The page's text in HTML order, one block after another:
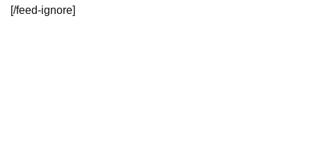
[/feed-ignore]